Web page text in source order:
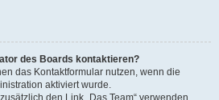
des Boards kontaktieren?
das Kontaktformular nutzen, wenn die
aktiviert wurde.
den Link „Das Team“ verwenden.